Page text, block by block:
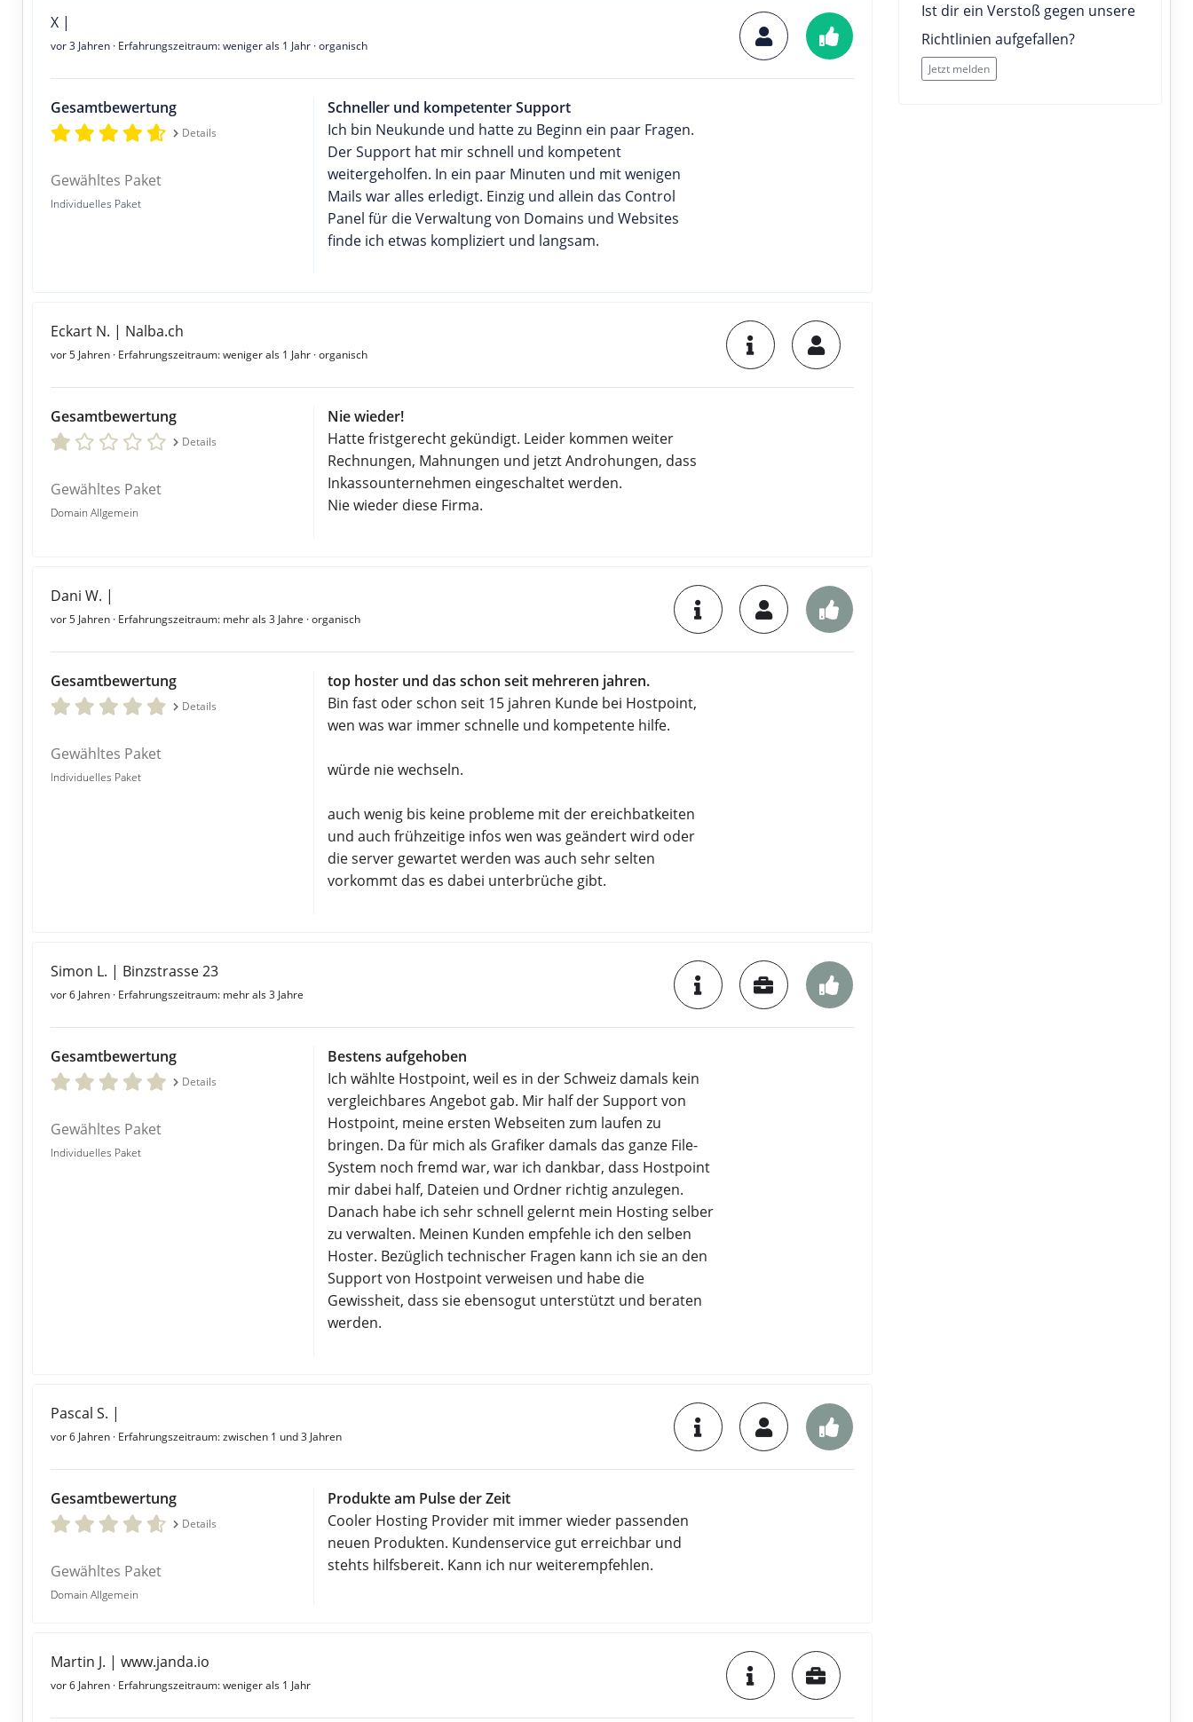
X |
vor 3 Jahren · Erfahrungszeitraum: weniger als 1 Jahr · organisch
Gesamtbewertung
Details
Gewähltes Paket
Individuelles Paket
Schneller und kompetenter Support
Ich bin Neukunde und hatte zu Beginn ein paar Fragen.
Der Support hat mir schnell und kompetent
weitergeholfen. In ein paar Minuten und mit wenigen
Mails war alles erledigt. Einzig und allein das Control
Panel für die Verwaltung von Domains und Websites
finde ich etwas kompliziert und langsam.
Eckart N. | Nalba.ch
vor 5 Jahren · Erfahrungszeitraum: weniger als 1 Jahr · organisch
Gesamtbewertung
Details
Gewähltes Paket
Domain Allgemein
Nie wieder!
Hatte fristgerecht gekündigt. Leider kommen weiter
Rechnungen, Mahnungen und jetzt Androhungen, dass
Inkassounternehmen eingeschaltet werden.
Nie wieder diese Firma.
Dani W. |
vor 5 Jahren · Erfahrungszeitraum: mehr als 3 Jahre · organisch
Gesamtbewertung
Details
Gewähltes Paket
Individuelles Paket
top hoster und das schon seit mehreren jahren.
Bin fast oder schon seit 15 jahren Kunde bei Hostpoint,
wen was war immer schnelle und kompetente hilfe.
würde nie wechseln.
auch wenig bis keine probleme mit der ereichbatkeiten
und auch frühzeitige infos wen was geändert wird oder
die server gewartet werden was auch sehr selten
vorkommt das es dabei unterbrüche gibt.
Simon L. | Binzstrasse 23
vor 6 Jahren · Erfahrungszeitraum: mehr als 3 Jahre
Gesamtbewertung
Details
Gewähltes Paket
Individuelles Paket
Bestens aufgehoben
Ich wählte Hostpoint, weil es in der Schweiz damals kein
vergleichbares Angebot gab. Mir half der Support von
Hostpoint, meine ersten Webseiten zum laufen zu
bringen. Da für mich als Grafiker damals das ganze File-
System noch fremd war, war ich dankbar, dass Hostpoint
mir dabei half, Dateien und Ordner richtig anzulegen.
Danach habe ich sehr schnell gelernt mein Hosting selber
zu verwalten. Meinen Kunden empfehle ich den selben
Hoster. Bezüglich technischer Fragen kann ich sie an den
Support von Hostpoint verweisen und habe die
Gewissheit, dass sie ebensogut unterstützt und beraten
werden.
Pascal S. |
vor 6 Jahren · Erfahrungszeitraum: zwischen 1 und 3 Jahren
Gesamtbewertung
Details
Gewähltes Paket
Domain Allgemein
Produkte am Pulse der Zeit
Cooler Hosting Provider mit immer wieder passenden
neuen Produkten. Kundenservice gut erreichbar und
stehts hilfsbereit. Kann ich nur weiterempfehlen.
Martin J. | www.janda.io
vor 6 Jahren · Erfahrungszeitraum: weniger als 1 Jahr
Ist dir ein Verstoß gegen unsere
Richtlinien aufgefallen?
Jetzt melden